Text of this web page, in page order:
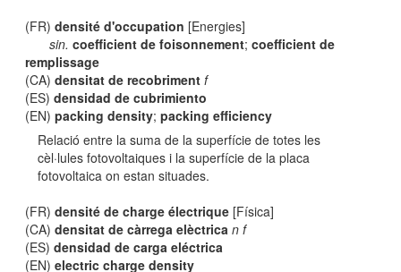
(FR)densité d'occupation [Energies]
sin. coefficient de foisonnement; coefficient de
remplissage
(CA)densitat de recobriment f
(ES)densidad de cubrimiento
(EN)packing density;packing efficiency
Relació entre la suma de la superfície de totes les
cèl·lules fotovoltaiques i la superfície de la placa
fotovoltaica on estan situades.
(FR)densité de charge électrique [Física]
(CA)densitat de càrrega elèctrica n f
(ES)densidad de carga eléctrica
(EN)electric charge density